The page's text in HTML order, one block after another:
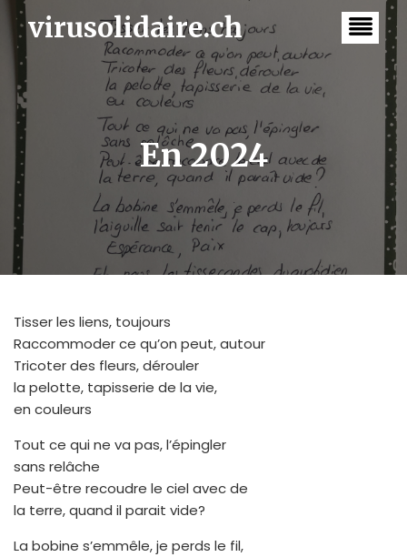
Skip
contentvirusolidaire.ch
En 2024
Tisser les liens, toujours
Raccommoder ce qu’on peut, autour
Tricoter des fleurs, dérouler
la pelotte, tapisserie de la vie,
en couleurs
Tout ce qui ne va pas, l’épingler
sans relâche
Peut-être recoudre le ciel avec de
la terre, quand il parait vide?
La bobine s’emmêle, je perds le fil,